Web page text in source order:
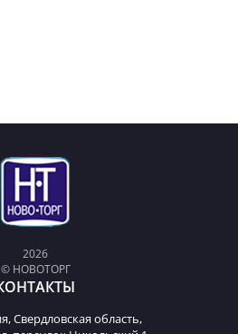
2026
© НОВОТОРГ
Свердловская область,